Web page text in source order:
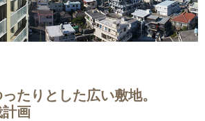
たりとした広い敷地。
画